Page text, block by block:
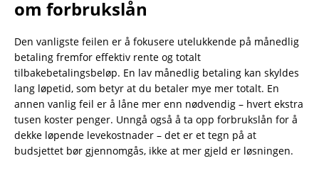
om forbrukslån
Den vanligste feilen er å fokusere utelukkende på månedlig
betaling fremfor effektiv rente og totalt
tilbakebetalingsbeløp. En lav månedlig betaling kan skyldes
lang løpetid, som betyr at du betaler mye mer totalt. En
annen vanlig feil er å låne mer enn nødvendig – hvert ekstra
tusen koster penger. Unngå også å ta opp forbrukslån for å
dekke løpende levekostnader – det er et tegn på at
budsjettet bør gjennomgås, ikke at mer gjeld er løsningen.